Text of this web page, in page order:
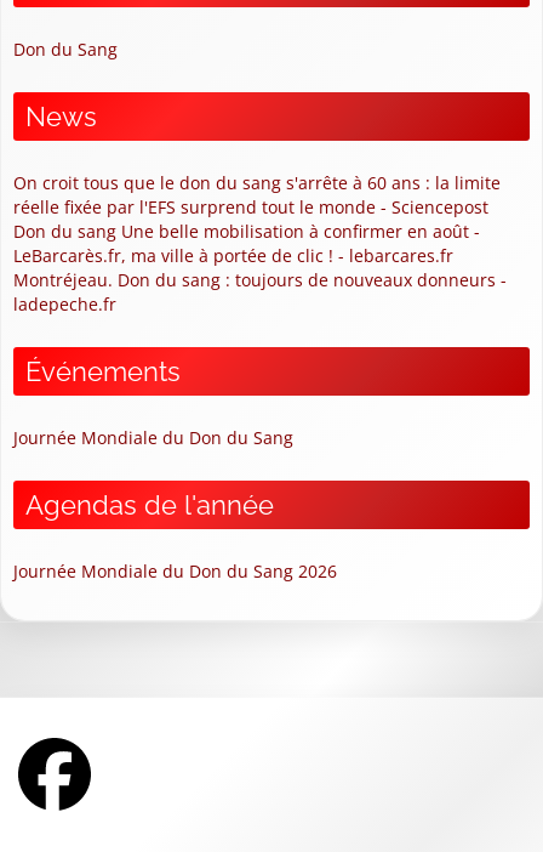
Don du Sang
News
On croit tous que le don du sang s'arrête à 60 ans : la limite
réelle fixée par l'EFS surprend tout le monde - Sciencepost
Don du sang Une belle mobilisation à confirmer en août -
LeBarcarès.fr, ma ville à portée de clic ! - lebarcares.fr
Montréjeau. Don du sang : toujours de nouveaux donneurs -
ladepeche.fr
Événements
Journée Mondiale du Don du Sang
Agendas de l'année
Journée Mondiale du Don du Sang 2026